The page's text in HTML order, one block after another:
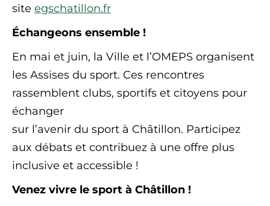
site egschatillon.fr
Échangeons ensemble !
En mai et juin, la Ville et l’OMEPS organisent
les Assises du sport. Ces rencontres
rassemblent clubs, sportifs et citoyens pour
échanger
sur l’avenir du sport à Châtillon. Participez
aux débats et contribuez à une offre plus
inclusive et accessible !
Venez vivre le sport à Châtillon !